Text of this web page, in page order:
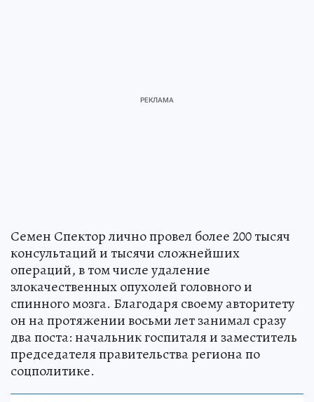
Семен Спектор лично провел более 200 тысяч
консультаций и тысячи сложнейших
операций, в том числе удаление
злокачественных опухолей головного и
спинного мозга. Благодаря своему авторитету
он на протяжении восьми лет занимал сразу
два поста: начальник госпиталя и заместитель
председателя правительства региона по
соцполитике.